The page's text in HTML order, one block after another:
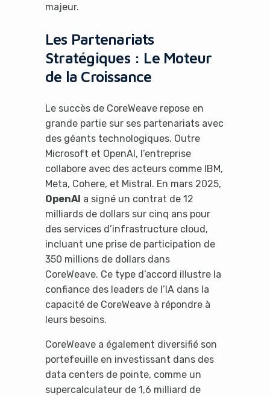
majeur.
Les Partenariats
Stratégiques : Le Moteur
de la Croissance
Le succès de CoreWeave repose en
grande partie sur ses partenariats avec
des géants technologiques. Outre
Microsoft et OpenAI, l’entreprise
collabore avec des acteurs comme IBM,
Meta, Cohere, et Mistral. En mars 2025,
OpenAI a signé un contrat de 12
milliards de dollars sur cinq ans pour
des services d’infrastructure cloud,
incluant une prise de participation de
350 millions de dollars dans
CoreWeave. Ce type d’accord illustre la
confiance des leaders de l’IA dans la
capacité de CoreWeave à répondre à
leurs besoins.
CoreWeave a également diversifié son
portefeuille en investissant dans des
data centers de pointe, comme un
supercalculateur de 1,6 milliard de